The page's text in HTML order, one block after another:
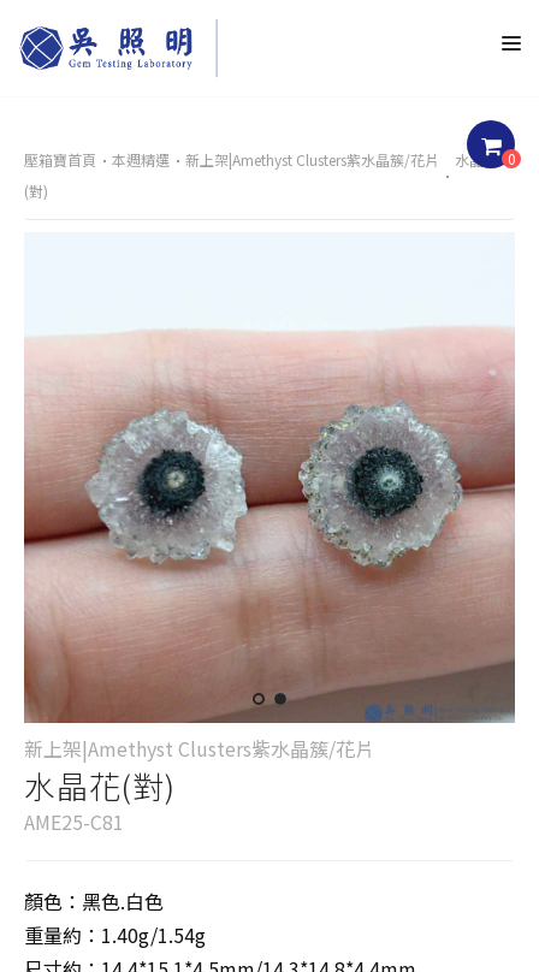
0
壓箱寶首頁 本週精選 新上架|Amethyst Clusters紫水晶簇/花片
水晶花
(對)
新上架|Amethyst Clusters紫水晶簇/花片
水晶花(對)
AME25-C81
顏色：黑色.白色
重量約：1.40g/1.54g